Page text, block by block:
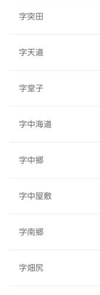
字突田
字天道
字堂子
字中海道
字中郷
字中屋敷
字南郷
字畑尻